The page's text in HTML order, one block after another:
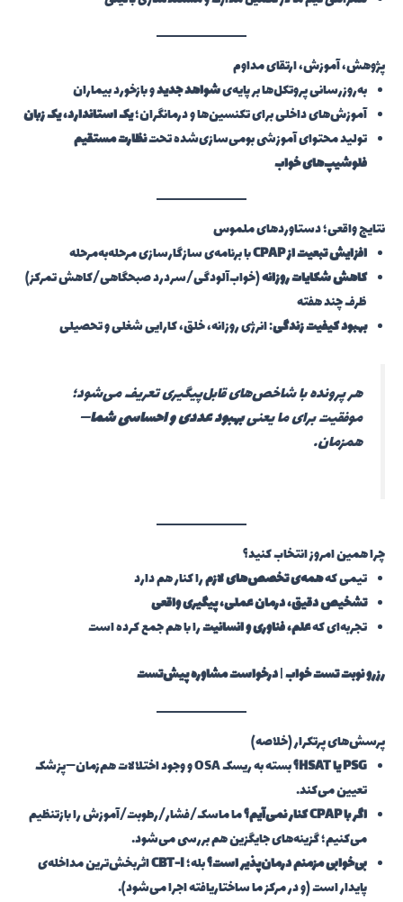
پژوهش، آموزش، ارتقای مداوم
به‌روزرسانی پروتکل‌ها بر پایه‌یشواهد جدیدو بازخورد بیماران
آموزش‌های داخلی برای تکنسین‌ها و درمانگران؛یک استاندارد، یک زبان
تولید محتوای آموزشی بومی‌سازی‌شده تحتنظارت مستقیم
فلوشیپ‌های خواب
نتایج واقعی؛ دستاوردهای ملموس
افزایش تبعیت از CPAP
با برنامه‌ی سازگارسازی مرحله‌به‌مرحله
کاهش شکایات روزانه(خواب‌آلودگی/سردرد صبحگاهی/کاهش تمرکز)
ظرف چند هفته
بهبود کیفیت زندگی: انرژی روزانه، خلق، کارایی شغلی و تحصیلی
هر پرونده با شاخص‌های قابل‌پیگیری تعریف می‌شود؛
موفقیت برای ما یعنیبهبود عددی و احساسی شما—
همزمان.
چرا همین امروز انتخاب کنید؟
تیمی کههمه‌ی تخصص‌های لازمرا کنار هم دارد
تشخیص دقیق، درمان عملی، پیگیری واقعی
تجربه‌ای کهعلم، فناوری و انسانیترا با هم جمع کرده است
رزرو نوبت تست خواب|درخواست مشاوره پیش‌تست
پرسش‌های پرتکرار (خلاصه)
PSG یا HSAT؟
بسته به ریسک OSA و وجود اختلالات هم‌زمان—پزشک
تعیین می‌کند.
اگر با CPAP کنار نمی‌آیم؟
ما ماسک/فشار/رطوبت/آموزش را بازتنظیم
می‌کنیم؛ گزینه‌های جایگزین هم بررسی می‌شود.
بی‌خوابی مزمنم درمان‌پذیر است؟بله؛CBT-Iاثربخش‌ترین مداخله‌ی
پایدار است (و در مرکز ما ساختاریافته اجرا می‌شود).